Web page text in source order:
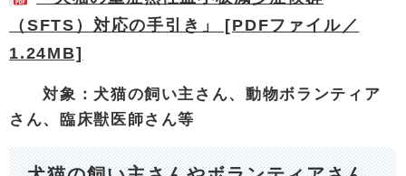
（SFTS）対応の手引き」 [PDFファイル／
1.24MB]
対象：犬猫の飼い主さん、動物ボランティア
さん、臨床獣医師さん等